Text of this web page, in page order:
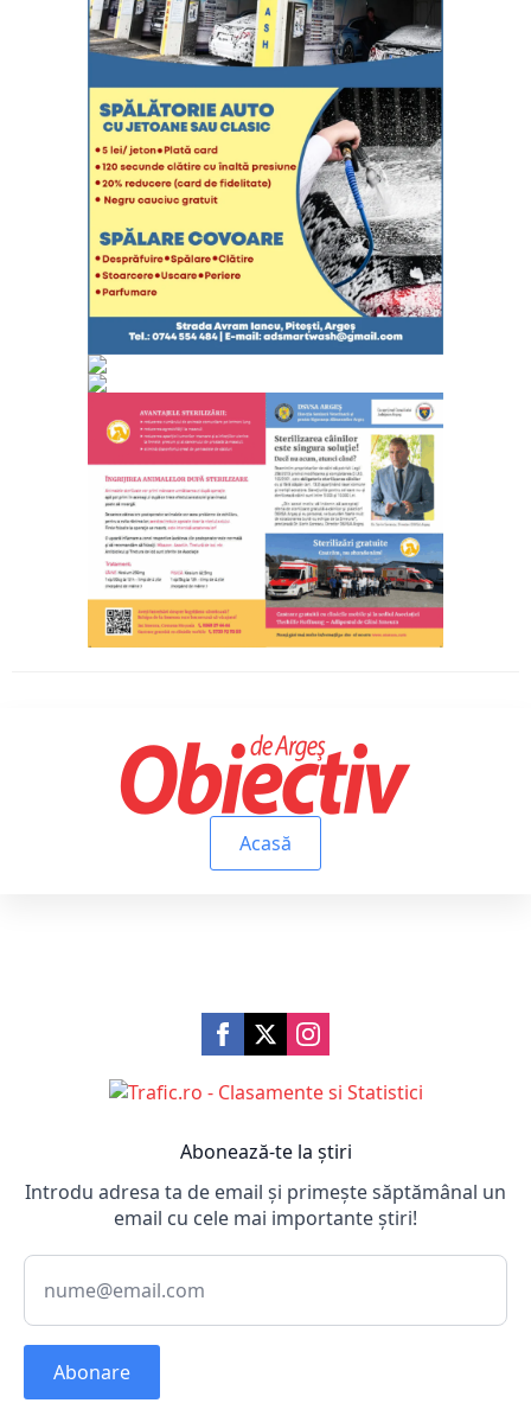
Acasă
Abonează-te la știri
Introdu adresa ta de email și primește săptămânal un
email cu cele mai importante știri!
Abonare